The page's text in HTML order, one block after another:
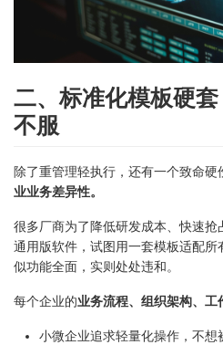
二、标准化模板硬
不服
除了重管理轻执行，还有一个致命硬
业业务差异性。
很多厂商为了降低研发成本、快速抢
通用版软件，试图用一套模板适配
似功能全面，实则处处违和。
每个企业的业务流程、组织架构、工
小微企业追求轻量化操作，不想